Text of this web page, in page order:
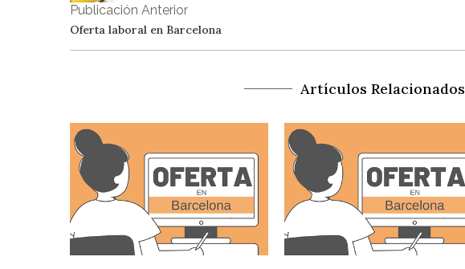
Publicación Anterior
Oferta laboral en Barcelona
Artículos Relacionados